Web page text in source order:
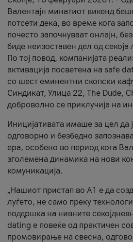
Валентајн минатиот викенд
потсети дека, во време кога
почесто започнуваат онлајн,
биде неизоставен дел од
По тој повод, компанијата
активација посветена на safe
со шест еминентни скопски
Синдикат, Улица 22, The Dude,
доброволно се приклучија на
Иницијативата имаше за цел да
одговорно и безбедно
ера, особено во период кога
зголемена динамика на нови
комуникација.
„Нашиот пристап во А1 е да
луѓето, не само преку
поддршка на нивните
dating е повеќе од практичен
промовирање на свесна,